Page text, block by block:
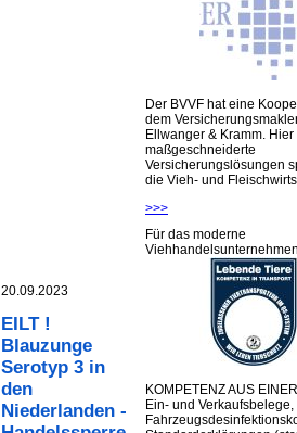
20.09.2023
EILT !
Blauzunge
Serotyp 3 in
den
Niederlanden -
Der BVVF hat eine
dem
Ellwanger & Kramm.
maßgeschneiderte
Versicherungslösungen
die Vieh- und
>>>
Für das moderne
KOMPETENZ AUS
Ein- und Verkaufsbelege,